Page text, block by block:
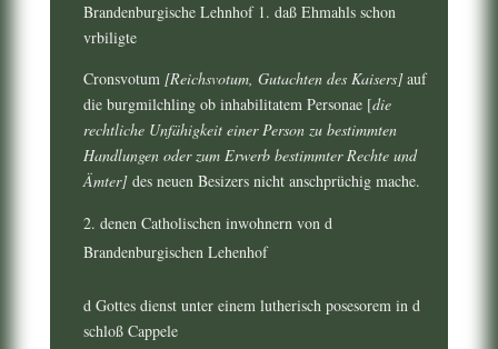
Brandenburgische Lehnhof 1. daß Ehmahls schon
vrbiligte
Cronsvotum [Reichsvotum, Gutachten des Kaisers]auf
die burgmilchling ob inhabilitatem Personae [die
rechtliche Unfähigkeit einer Person zu bestimmten
Handlungen oder zum Erwerb bestimmter Rechte und
Ämter]des neuen Besizers nicht anschprüchig mache.
denen Catholischen inwohnern von d
Brandenburgischen Lehenhof
d Gottes dienst unter einem lutherisch posesorem in d
schloß Cappele